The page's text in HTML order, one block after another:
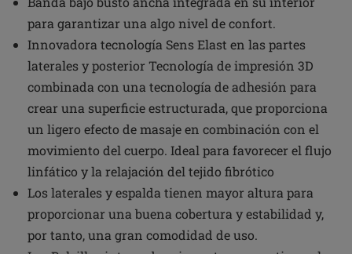
para garantizar una algo nivel de confort.
Innovadora tecnología Sens Elast en las partes
laterales y posterior Tecnología de impresión 3D
combinada con una tecnología de adhesión para
crear una superficie estructurada, que proporciona
un ligero efecto de masaje en combinación con el
movimiento del cuerpo. Ideal para favorecer el flujo
linfático y la relajación del tejido fibrótico
Los laterales y espalda tienen mayor altura para
proporcionar una buena cobertura y estabilidad y,
por tanto, una gran comodidad de uso.